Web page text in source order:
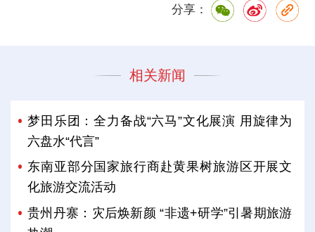
分享：
相关新闻
梦田乐团：全力备战“六马”文化展演 用旋律为
六盘水“代言”
东南亚部分国家旅行商赴黄果树旅游区开展文
化旅游交流活动
贵州丹寨：灾后焕新颜 “非遗+研学”引暑期旅游